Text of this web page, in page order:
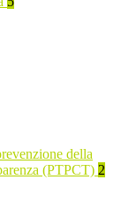
della
(PTPCT) 2